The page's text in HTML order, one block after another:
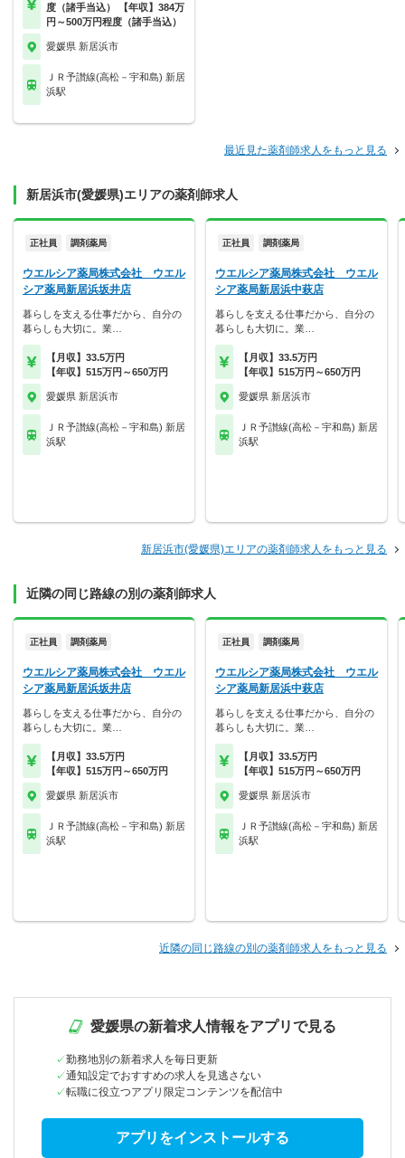
度（諸手当込） 【年収】384万
円～500万円程度（諸手当込）
愛媛県 新居浜市
ＪＲ予讃線(高松－宇和島) 新居
浜駅
最近見た薬剤師求人をもっと見る
新居浜市(愛媛県)エリアの薬剤師求人
正社員 調剤薬局
ウエルシア薬局株式会社 ウエル
シア薬局新居浜坂井店
暮らしを支える仕事だから、自分の
暮らしも大切に。業…
【月収】33.5万円
【年収】515万円～650万円
愛媛県 新居浜市
ＪＲ予讃線(高松－宇和島) 新居
浜駅
正社員 調剤薬局
ウエルシア薬局株式会社 ウエル
シア薬局新居浜中萩店
暮らしを支える仕事だから、自分の
暮らしも大切に。業…
【月収】33.5万円
【年収】515万円～650万円
愛媛県 新居浜市
ＪＲ予讃線(高松－宇和島) 新居
浜駅
新居浜市(愛媛県)エリアの薬剤師求人をもっと見る
近隣の同じ路線の別の薬剤師求人
正社員 調剤薬局
ウエルシア薬局株式会社 ウエル
シア薬局新居浜坂井店
暮らしを支える仕事だから、自分の
暮らしも大切に。業…
【月収】33.5万円
【年収】515万円～650万円
愛媛県 新居浜市
ＪＲ予讃線(高松－宇和島) 新居
浜駅
正社員 調剤薬局
ウエルシア薬局株式会社 ウエル
シア薬局新居浜中萩店
暮らしを支える仕事だから、自分の
暮らしも大切に。業…
【月収】33.5万円
【年収】515万円～650万円
愛媛県 新居浜市
ＪＲ予讃線(高松－宇和島) 新居
浜駅
近隣の同じ路線の別の薬剤師求人をもっと見る
愛媛県の新着求人情報をアプリで見る
勤務地別の新着求人を毎日更新
通知設定でおすすめの求人を見逃さない
転職に役立つアプリ限定コンテンツを配信中
アプリをインストールする